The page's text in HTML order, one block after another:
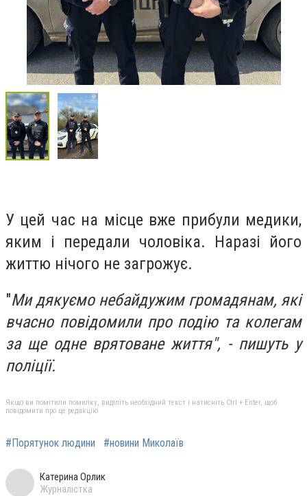
У цей час на місце вже прибули медики,
яким і передали чоловіка. Наразі його
життю нічого не загрожує.
"Ми дякуємо небайдужим громадянам, які
вчасно повідомили про подію та колегам
за ще одне врятоване життя", - пишуть у
поліції.
Якщо ви помітили помилку, виділіть необхідний текст і натисніть Ctrl + Enter, щоб
повідомити про це редакцію
#Порятунок людини #новини Миколаїв
Катерина Орлик
Журналістка